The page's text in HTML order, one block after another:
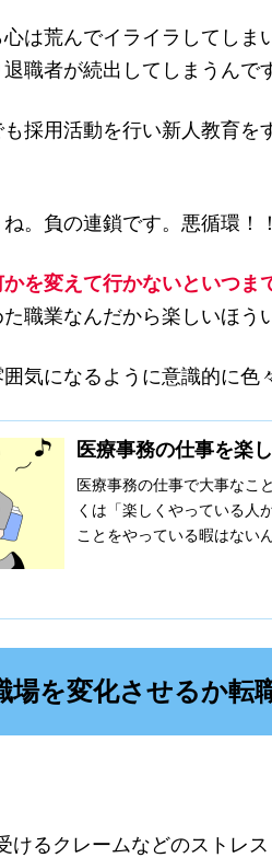
は荒んでイライラしてし
職者が続出してしまうんで
採用活動を行い新人教育
。負の連鎖です。悪循環！！
かを変えて行かないといつ
職業なんだから楽しいほう
気になるように意識的に色
医療事務の仕事を楽
医療事務の仕事で大事なこ
くは「楽しくやっている人
ことをやっている暇はない
場を変化させるか転
けるクレームなどのストレス